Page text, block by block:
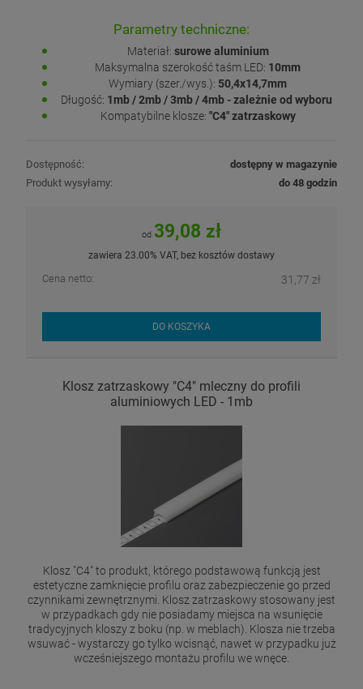
Parametry techniczne:
Materiał: surowe aluminium
Maksymalna szerokość taśm LED: 10mm
Wymiary (szer./wys.): 50,4x14,7mm
Długość: 1mb / 2mb / 3mb / 4mb - zależnie od wyboru
Kompatybilne klosze: "C4" zatrzaskowy
Dostępność:
dostępny w magazynie
Produkt wysyłamy:
do 48 godzin
od 39,08 zł
zawiera 23.00% VAT, bez kosztów dostawy
Cena netto: 31,77 zł
DO KOSZYKA
Klosz zatrzaskowy "C4" mleczny do profili
aluminiowych LED - 1mb
Klosz "C4" to produkt, którego podstawową funkcją jest
estetyczne zamknięcie profilu oraz zabezpieczenie go przed
czynnikami zewnętrznymi. Klosz zatrzaskowy stosowany jest
w przypadkach gdy nie posiadamy miejsca na wsunięcie
tradycyjnych kloszy z boku (np. w meblach). Klosza nie trzeba
wsuwać - wystarczy go tylko wcisnąć, nawet w przypadku już
wcześniejszego montażu profilu we wnęce.